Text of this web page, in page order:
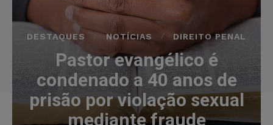
DESTAQUES NOTÍCIAS DIREITO PENAL
Pastor evangélico é
condenado a 40 anos de
prisão por violação sexual
mediante fraude